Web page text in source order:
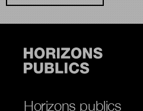
Horizons publics